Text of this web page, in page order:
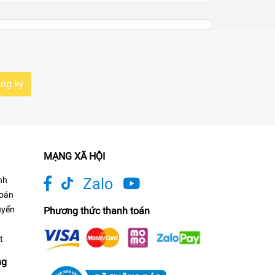
ký
MẠNG XÃ HỘI
Zalo
Phương thức thanh toán